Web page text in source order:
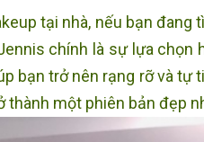
tại nhà, nếu bạn đang
chính là sự lựa chọn
bạn trở nên rạng rỡ và tự
thành một phiên bản đẹp